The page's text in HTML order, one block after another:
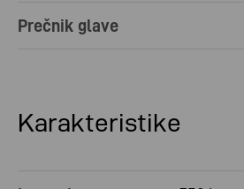
Prečnik glave
Karakteristike